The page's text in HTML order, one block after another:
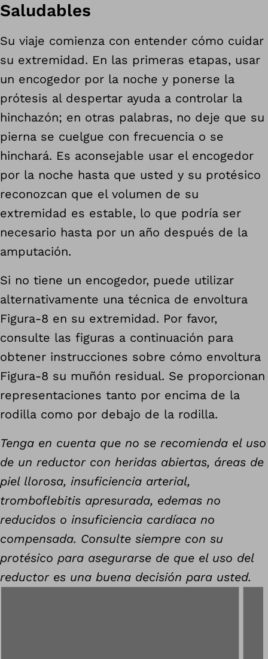
Saludables
Su viaje comienza con entender cómo cuidar
su extremidad. En las primeras etapas, usar
un encogedor por la noche y ponerse la
prótesis al despertar ayuda a controlar la
hinchazón; en otras palabras, no deje que su
pierna se cuelgue con frecuencia o se
hinchará. Es aconsejable usar el encogedor
por la noche hasta que usted y su protésico
reconozcan que el volumen de su
extremidad es estable, lo que podría ser
necesario hasta por un año después de la
amputación.
Si no tiene un encogedor, puede utilizar
alternativamente una técnica de envoltura
Figura-8 en su extremidad. Por favor,
consulte las figuras a continuación para
obtener instrucciones sobre cómo envoltura
Figura-8 su muñón residual. Se proporcionan
representaciones tanto por encima de la
rodilla como por debajo de la rodilla.
Tenga en cuenta que no se recomienda el uso
de un reductor con heridas abiertas, áreas de
piel llorosa, insuficiencia arterial,
tromboflebitis apresurada, edemas no
reducidos o insuficiencia cardíaca no
compensada. Consulte siempre con su
protésico para asegurarse de que el uso del
reductor es una buena decisión para usted.